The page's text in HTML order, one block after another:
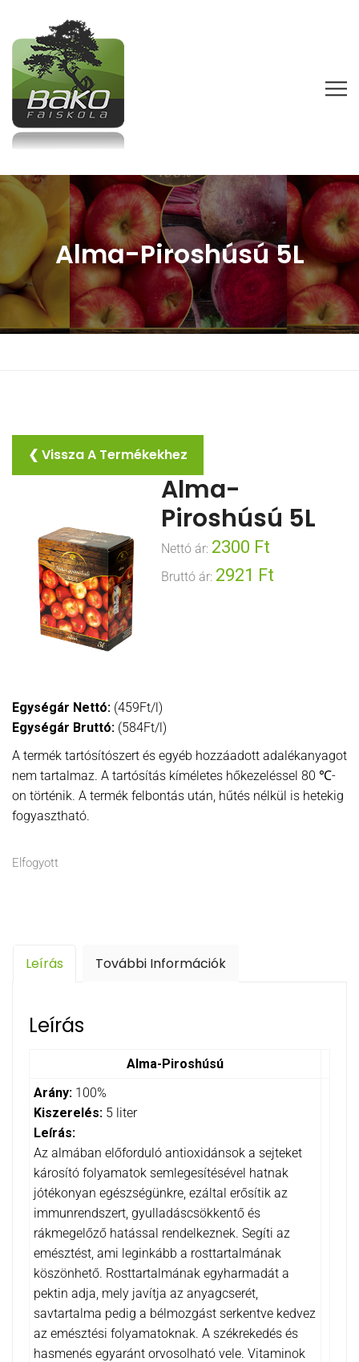
Alma-Piroshúsú 5L
❮ Vissza A Termékekhez
Alma-
Piroshúsú 5L
Nettó ár: 2300 Ft
Bruttó ár: 2921 Ft
Egységár Nettó: (459Ft/l)
Egységár Bruttó: (584Ft/l)
A termék tartósítószert és egyéb hozzáadott adalékanyagot
nem tartalmaz. A tartósítás kíméletes hőkezeléssel 80 ℃-
on történik. A termék felbontás után, hűtés nélkül is hetekig
fogyasztható.
Elfogyott
Leírás További Információk
Leírás
Alma-Piroshúsú
Arány: 100%
Kiszerelés: 5 liter
Leírás:
Az almában előforduló antioxidánsok a sejteket
károsító folyamatok semlegesítésével hatnak
jótékonyan egészségünkre, ezáltal erősítik az
immunrendszert, gyulladáscsökkentő és
rákmegelőző hatással rendelkeznek. Segíti az
emésztést, ami leginkább a rosttartalmának
köszönhető. Rosttartalmának egyharmadát a
pektin adja, mely javítja az anyagcserét,
savtartalma pedig a bélmozgást serkentve kedvez
az emésztési folyamatoknak. A székrekedés és
hasmenés egyaránt orvosolható vele. Vitaminok